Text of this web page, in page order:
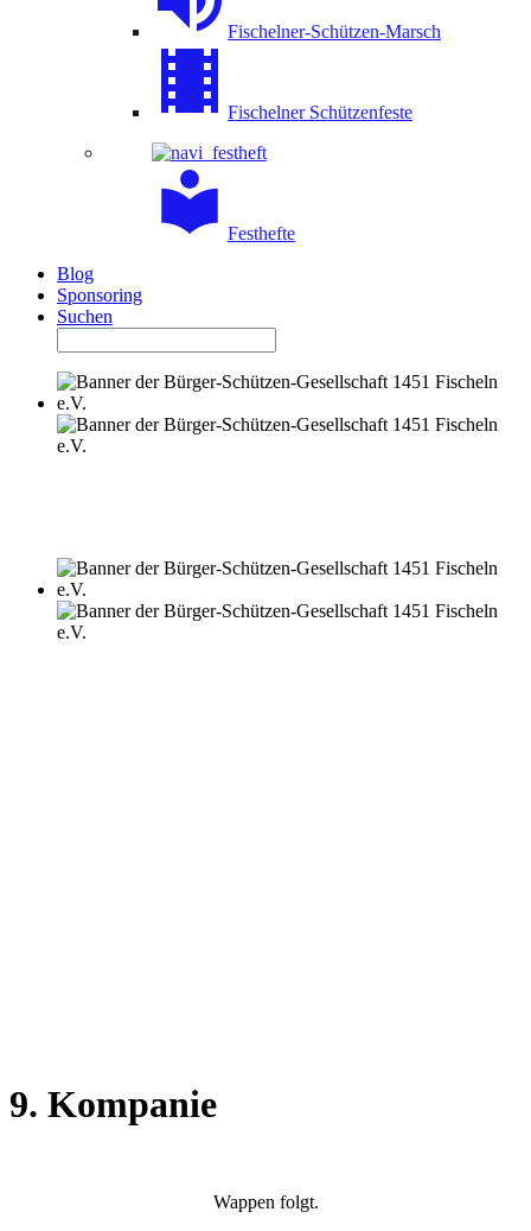
Fischelner-Schützen-Marsch
Fischelner Schützenfeste
Festhefte
Blog
Sponsoring
Suchen
9. Kompanie
Wappen folgt.